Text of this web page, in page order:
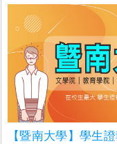
【暨南大學】學生